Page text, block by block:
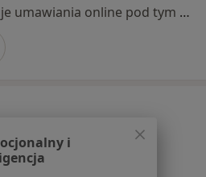
Specjalista nie oferuje umawiania online pod tym adresem.
i